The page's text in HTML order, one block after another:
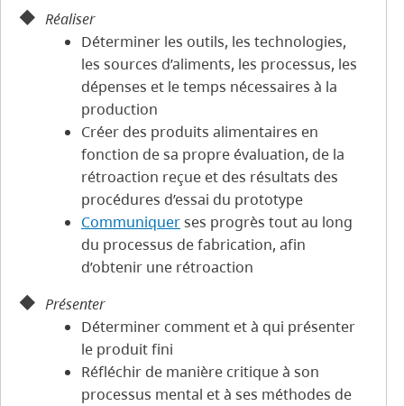
Réaliser
Déterminer les outils, les technologies,
les sources d’aliments, les processus, les
dépenses et le temps nécessaires à la
production
Créer des produits alimentaires en
fonction de sa propre évaluation, de la
rétroaction reçue et des résultats des
procédures d’essai du prototype
Communiquerses progrès tout au long
du processus de fabrication, afin
d’obtenir une rétroaction
Présenter
Déterminer comment et à qui présenter
le produit fini
Réfléchir de manière critique à son
processus mental et à ses méthodes de